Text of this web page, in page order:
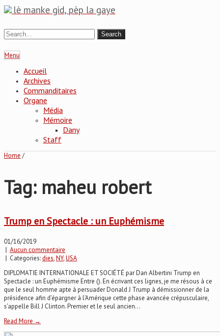
lè manke gid, pèp la gaye
Menu
Accueil
Archives
Commanditaires
Organe
Média
Mémoire
Dany
Staff
Home /
Tag: maheu robert
Trump en Spectacle : un Euphémisme
01/16/2019
| Aucun commentaire
| Categories:dies,NY,USA
DIPLOMATIE INTERNATIONALE ET SOCIÉTÉ par Dan Albertini Trump en
Spectacle : un Euphémisme Entre (). En écrivant ces lignes, je me résous à ce
que le seul homme apte à persuader Donald J Trump à démissionner de la
présidence afin d’épargner à l’Amérique cette phase avancée crépusculaire,
s’appelle Bill J Clinton. Premier et le seul ancien...
Read More →